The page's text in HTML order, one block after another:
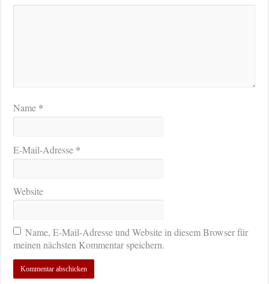
Name *
E-Mail-Adresse *
Website
Name, E-Mail-Adresse und Website in diesem Browser für
meinen nächsten Kommentar speichern.